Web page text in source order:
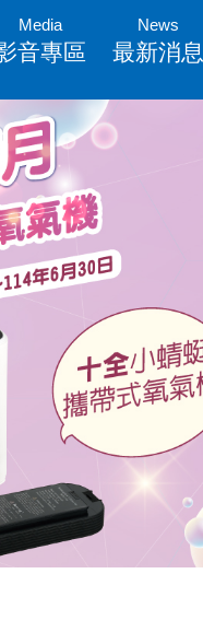
Media
音專區
News
最新消息